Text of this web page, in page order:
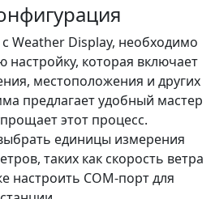
Weather Display, необходимо
которая включает
местоположения и других
предлагает удобный мастер
этот процесс.
единицы измерения
таких как скорость ветра
настроить COM-порт для